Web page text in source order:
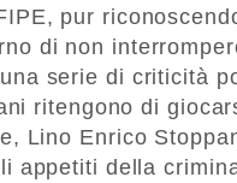
pur
di non
serie di criticità
ritengono di
Lino Enrico
appetiti della